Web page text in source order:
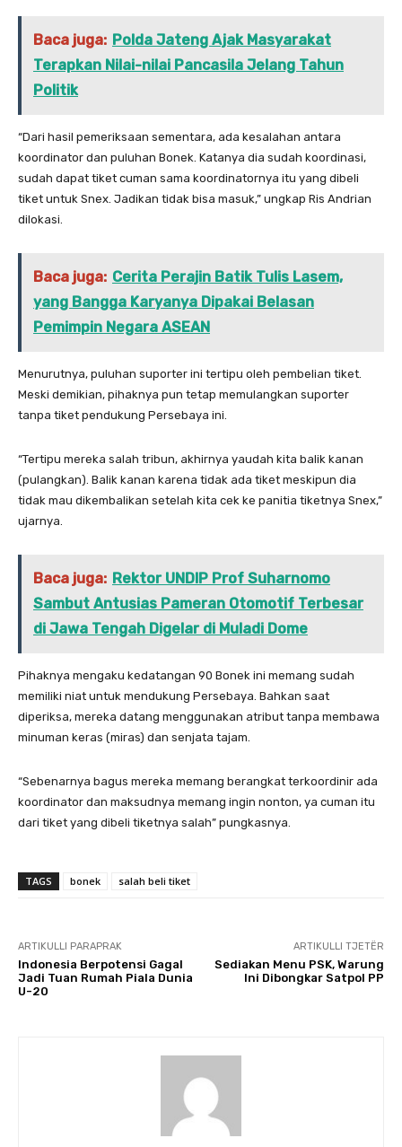
Baca juga: Polda Jateng Ajak Masyarakat
Terapkan Nilai-nilai Pancasila Jelang Tahun
Politik
“Dari hasil pemeriksaan sementara, ada kesalahan antara
koordinator dan puluhan Bonek. Katanya dia sudah koordinasi,
sudah dapat tiket cuman sama koordinatornya itu yang dibeli
tiket untuk Snex. Jadikan tidak bisa masuk,” ungkap Ris Andrian
dilokasi.
Baca juga: Cerita Perajin Batik Tulis Lasem,
yang Bangga Karyanya Dipakai Belasan
Pemimpin Negara ASEAN
Menurutnya, puluhan suporter ini tertipu oleh pembelian tiket.
Meski demikian, pihaknya pun tetap memulangkan suporter
tanpa tiket pendukung Persebaya ini.
“Tertipu mereka salah tribun, akhirnya yaudah kita balik kanan
(pulangkan). Balik kanan karena tidak ada tiket meskipun dia
tidak mau dikembalikan setelah kita cek ke panitia tiketnya Snex,”
ujarnya.
Baca juga: Rektor UNDIP Prof Suharnomo
Sambut Antusias Pameran Otomotif Terbesar
di Jawa Tengah Digelar di Muladi Dome
Pihaknya mengaku kedatangan 90 Bonek ini memang sudah
memiliki niat untuk mendukung Persebaya. Bahkan saat
diperiksa, mereka datang menggunakan atribut tanpa membawa
minuman keras (miras) dan senjata tajam.
“Sebenarnya bagus mereka memang berangkat terkoordinir ada
koordinator dan maksudnya memang ingin nonton, ya cuman itu
dari tiket yang dibeli tiketnya salah” pungkasnya.
TAGS bonek salah beli tiket
ARTIKULLI PARAPRAK
Indonesia Berpotensi Gagal
Jadi Tuan Rumah Piala Dunia
U-20
ARTIKULLI TJETËR
Sediakan Menu PSK, Warung
Ini Dibongkar Satpol PP